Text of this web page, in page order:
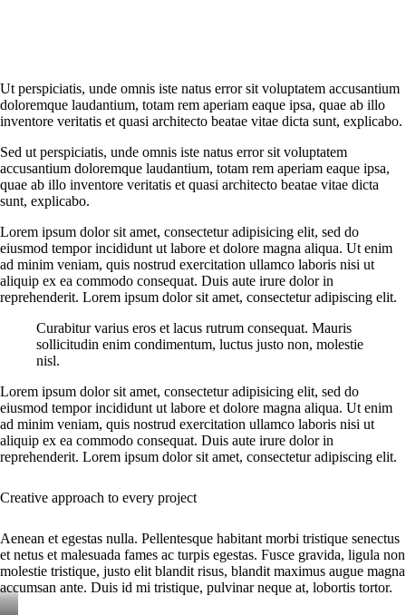
Ut perspiciatis, unde omnis iste natus error sit voluptatem accusantium
doloremque laudantium, totam rem aperiam eaque ipsa, quae ab illo
inventore veritatis et quasi architecto beatae vitae dicta sunt, explicabo.
Sed ut perspiciatis, unde omnis iste natus error sit voluptatem
accusantium doloremque laudantium, totam rem aperiam eaque ipsa,
quae ab illo inventore veritatis et quasi architecto beatae vitae dicta
sunt, explicabo.
Lorem ipsum dolor sit amet, consectetur adipisicing elit, sed do
eiusmod tempor incididunt ut labore et dolore magna aliqua. Ut enim
ad minim veniam, quis nostrud exercitation ullamco laboris nisi ut
aliquip ex ea commodo consequat. Duis aute irure dolor in
reprehenderit. Lorem ipsum dolor sit amet, consectetur adipiscing elit.
Curabitur varius eros et lacus rutrum consequat. Mauris
sollicitudin enim condimentum, luctus justo non, molestie
nisl.
Lorem ipsum dolor sit amet, consectetur adipisicing elit, sed do
eiusmod tempor incididunt ut labore et dolore magna aliqua. Ut enim
ad minim veniam, quis nostrud exercitation ullamco laboris nisi ut
aliquip ex ea commodo consequat. Duis aute irure dolor in
reprehenderit. Lorem ipsum dolor sit amet, consectetur adipiscing elit.
Creative approach to every project
Aenean et egestas nulla. Pellentesque habitant morbi tristique senectus
et netus et malesuada fames ac turpis egestas. Fusce gravida, ligula non
molestie tristique, justo elit blandit risus, blandit maximus augue magna
accumsan ante. Duis id mi tristique, pulvinar neque at, lobortis tortor.